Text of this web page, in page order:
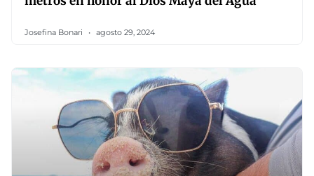
Josefina Bonari agosto 29, 2024